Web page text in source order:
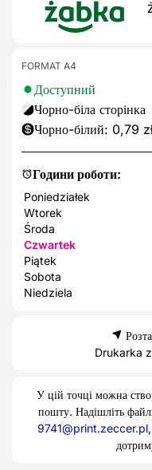
Години роботи:
Poniedziałek
Wtorek
Środa
Czwartek
Piątek
Sobota
Niedziela
FORMAT A4
Доступний
Чорно-біла сторінка
Чорно-білий: 0,79
Drukarka
У цій точці можна
пошту. Надішліть
9741@print.zeccer.pl